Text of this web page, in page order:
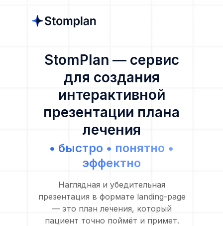
StomPlan — сервис
для создания
интерактивной
презентации плана
лечения
• быстро • понятно •
эффектно
Наглядная и убедительная
презентация в формате landing-page
— это план лечения, который
пациент точно поймёт и примет.